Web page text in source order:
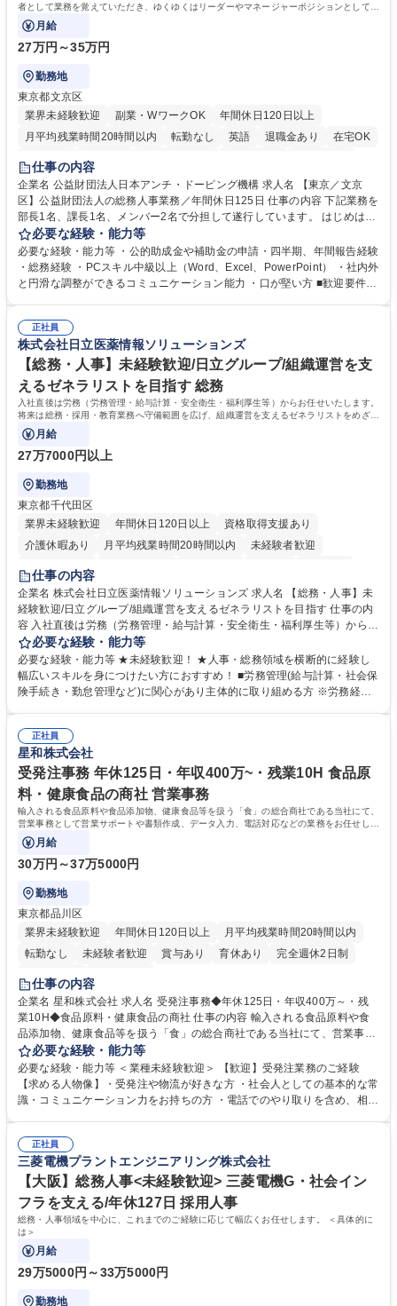
者として業務を覚えていただき、ゆくゆくはリーダーやマネージャーポジションとして活
躍いただくことを期待しています。
月給
27万円～35万円
勤務地
東京都文京区
業界未経験歓迎
副業・WワークOK
年間休日120日以上
月平均残業時間20時間以内
転勤なし 英語 退職金あり
在宅OK
賞与あり
育休あり
食事補助あり
仕事の内容
企業名 公益財団法人日本アンチ・ドーピング機構 求人名 【東京／文京
区】公益財団法人の総務人事業務／年間休日125日 仕事の内容 下記業務を
部長1名、課長1名、メンバー2名で分担して遂行しています。 はじめは担
当者として業務を覚えていただき、ゆくゆくはリーダーやマネージャーポ
ジションとして活躍いただくことを期待しています。 【総務・人事グルー
プの業務内容】 ・人事制度関連 ・採用活動 ・教育研修の企画、実行 ・勤
怠管理 ・官公庁への各種提出 ・法定の会議運営（評議員会、理事会） ・
管理 ・福利厚生関連 ・職員からの問合せ、相談対応 ・その他日常の総務
業務全般 募集職種 【東京／文京区】公益財団法人の総務人事業務／年間
休日125日
必要な経験・能力等
必要な経験・能力等 ・公的助成金や補助金の申請・四半期、年間報告経験
・総務経験 ・PCスキル中級以上（Word、Excel、PowerPoint） ・社内外
と円滑な調整ができるコミュニケーション能力 ・口が堅い方 ■歓迎要件
正社員
株式会社日立医薬情報ソリューションズ
【総務・人事】未経験歓迎/日立グループ/組織運営を支
えるゼネラリストを目指す 総務
入社直後は労務（労務管理・給与計算・安全衛生・福利厚生等）からお任せいたします。
将来は総務・採用・教育業務へ守備範囲を広げ、組織運営を支えるゼネラリストをめざせ
ます。
月給
27万7000円以上
勤務地
東京都千代田区
業界未経験歓迎
年間休日120日以上
資格取得支援あり
介護休暇あり
月平均残業時間20時間以内
未経験者歓迎
住宅手当あり
育休あり
完全週休2日制 交通費支給 土日祝休み 寮・社宅あり
仕事の内容
企業名 株式会社日立医薬情報ソリューションズ 求人名 【総務・人事】未
経験歓迎/日立グループ/組織運営を支えるゼネラリストを目指す 仕事の内
容 入社直後は労務（労務管理・給与計算・安全衛生・福利厚生等）からお
任せいたします。将来は総務・採用・教育業務へ守備範囲を広げ、組織運
営を支えるゼネラリストをめざせます。 ・初期業務：労働時間管理、給与
計算、社会保険対応、福利厚生管理、安全衛生、健康経営推進等をお任せ
します。ご経験に応じて、休職者管理など、幅広く経験を積んでいただき
幅広く経験を積みたい意欲がある方に最適な環境です。 募集職種 【総
務・人事】未経験歓迎/日立グループ/組織運営を支えるゼネラリストを目
指す
必要な経験・能力等
必要な経験・能力等 ★未経験歓迎！ ★人事・総務領域を横断的に経験し
幅広いスキルを身につけたい方におすすめ！ ■労務管理(給与計算・社会保
険手続き・勤怠管理など)に関心があり主体的に取り組める方 ※労務経験
のご経験 ■労務管理（給与計算・社会保険手続き・勤怠管理など）の経験
■衛生管理者の資格をお持ちの方 学歴・資格 学歴：大学院 大学 高専 短大
専修学校 高校 語学力： 資格：
正社員
星和株式会社
受発注事務 年休125日・年収400万~・残業10H 食品原
料・健康食品の商社 営業事務
輸入される食品原料や食品添加物、健康食品等を扱う「食」の総合商社である当社にて、
営業事務として営業サポートや書類作成、データ入力、電話対応などの業務をお任せしま
す。
月給
30万円～37万5000円
勤務地
東京都品川区
業界未経験歓迎
年間休日120日以上
月平均残業時間20時間以内
転勤なし
未経験者歓迎 賞与あり 育休あり
完全週休2日制
交通費支給
仕事の内容
企業名 星和株式会社 求人名 受発注事務◆年休125日・年収400万～・残
業10H◆食品原料・健康食品の商社 仕事の内容 輸入される食品原料や食
品添加物、健康食品等を扱う「食」の総合商社である当社にて、営業事務
として営業サポートや書類作成、データ入力、電話対応などの業務をお任
せします。 ・受注／出荷指示／売上管理／仕入管理／在庫管理／お客様や
倉庫と電話確認など、販売に関わる事務、営業サポートをお願いします。
・入社後は商品について覚えることから始め、先輩社員OJTと共に業務を
万～・残業10H◆食品原料・健康食品の商社
必要な経験・能力等
必要な経験・能力等 ＜業種未経験歓迎＞ 【歓迎】受発注業務のご経験
【求める人物像】・受発注や物流が好きな方 ・社会人としての基本的な常
識・コミュニケーション力をお持ちの方 ・電話でのやり取りを含め、相手
演算ができる方 ・業務ルールや指示を理解し、行動できる方 学歴・資格
学歴：大学院 大学 短大 語学力： 資格：
正社員
三菱電機プラントエンジニアリング株式会社
【大阪】総務人事<未経験歓迎> 三菱電機G・社会イン
フラを支える/年休127日 採用人事
総務・人事領域を中心に、これまでのご経験に応じて幅広くお任せします。 ＜具体的に
は＞
月給
29万5000円～33万5000円
勤務地